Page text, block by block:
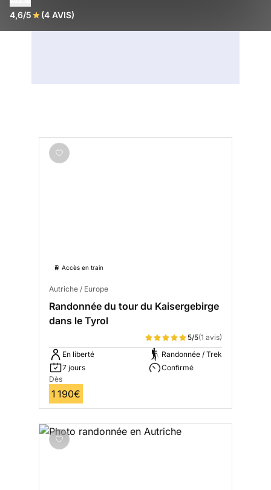
4,6/5 (4 AVIS)
🚆 Accès en train
Autriche / Europe
Randonnée du tour du Kaisergebirge
dans le Tyrol
5/5(1 avis)
En liberté
7 jours
Randonnée / Trek
Confirmé
Dès
1 190€